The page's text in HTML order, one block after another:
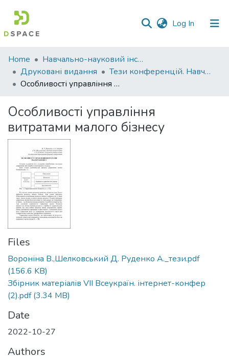
Log In (current)
Communities
&
Collections
Statistics
Home
Навчально-науковий інститут економіки, управління, права та інформаційних технологій
Друковані видання
Тези конференцій. Навчально-науковий інститут економіки, управління, права та інформаційних технологій
Особливості управління витратами малого бізнесу
Особливості управління
витратами малого бізнесу
Files
Вороніна В.,Шелковський Д. Руденко А._тези.pdf
(156.6 KB)
Збірник матеріалів VІІ Всеукраїн. інтернет-конфер
(2).pdf(3.34 MB)
Date
2022-10-27
Authors